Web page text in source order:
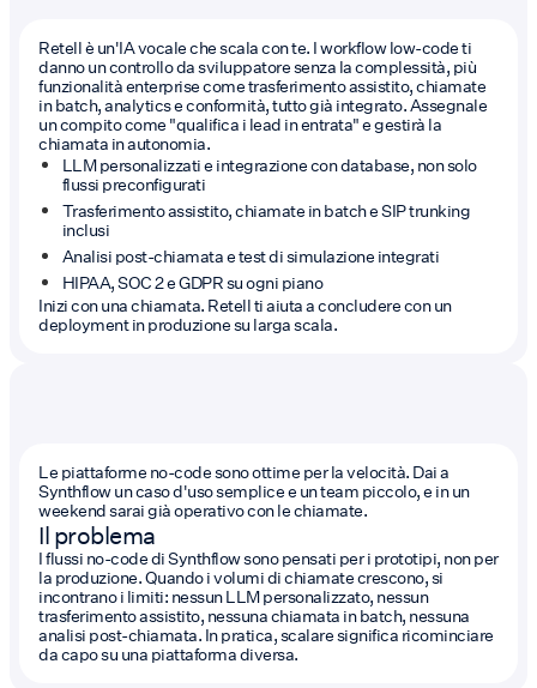
Le piattaforme no-code sono ottime per la velocità. Dai a
Synthflow un caso d'uso semplice e un team piccolo, e in un
weekend sarai già operativo con le chiamate.
Il problema
I flussi no-code di Synthflow sono pensati per i prototipi, non per
la produzione. Quando i volumi di chiamate crescono, si
incontrano i limiti: nessun LLM personalizzato, nessun
trasferimento assistito, nessuna chiamata in batch, nessuna
analisi post-chiamata. In pratica, scalare significa ricominciare
da capo su una piattaforma diversa.
Retell è un'IA vocale che scala con te. I workflow low-code ti
danno un controllo da sviluppatore senza la complessità, più
funzionalità enterprise come trasferimento assistito, chiamate
in batch, analytics e conformità, tutto già integrato. Assegnale
un compito come "qualifica i lead in entrata" e gestirà la
chiamata in autonomia.
LLM personalizzati e integrazione con database, non solo
flussi preconfigurati
Trasferimento assistito, chiamate in batch e SIP trunking
inclusi
Analisi post-chiamata e test di simulazione integrati
HIPAA, SOC 2 e GDPR su ogni piano
Inizi con una chiamata. Retell ti aiuta a concludere con un
deployment in produzione su larga scala.